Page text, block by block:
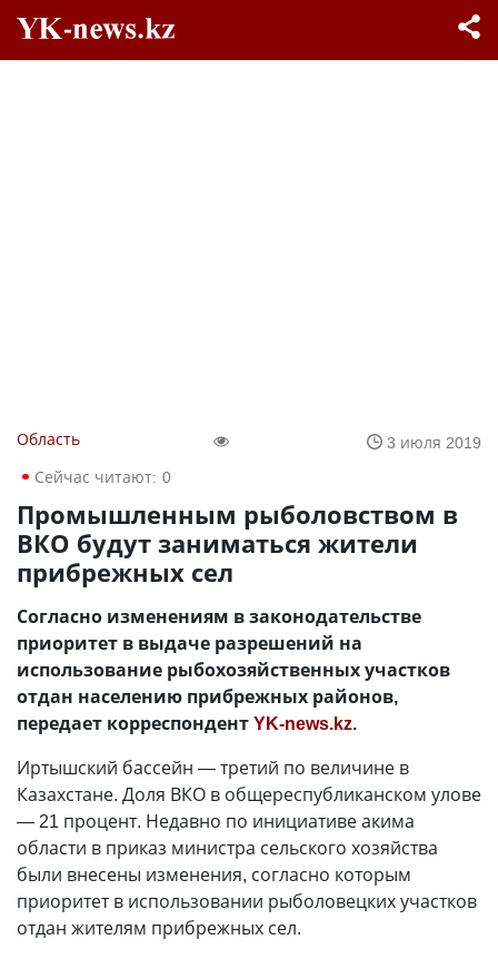
Область
3 июля 2019
Сейчас читают: 0
Промышленным рыболовством в
ВКО будут заниматься жители
прибрежных сел
Согласно изменениям в законодательстве
приоритет в выдаче разрешений на
использование рыбохозяйственных участков
отдан населению прибрежных районов,
передает корреспондентYK-news.kz.
Иртышский бассейн — третий по величине в
Казахстане. Доля ВКО в общереспубликанском улове
— 21 процент. Недавно по инициативе акима
области в приказ министра сельского хозяйства
были внесены изменения, согласно которым
приоритет в использовании рыболовецких участков
отдан жителям прибрежных сел.